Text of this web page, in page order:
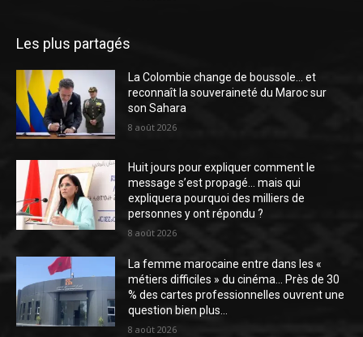
Les plus partagés
La Colombie change de boussole… et
reconnaît la souveraineté du Maroc sur
son Sahara
8 août 2026
Huit jours pour expliquer comment le
message s’est propagé… mais qui
expliquera pourquoi des milliers de
personnes y ont répondu ?
8 août 2026
La femme marocaine entre dans les «
métiers difficiles » du cinéma… Près de 30
% des cartes professionnelles ouvrent une
question bien plus...
8 août 2026